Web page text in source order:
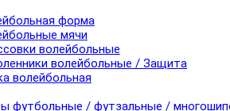
форма
мячи
волейбольные
волейбольные / Защита
волейбольная
футбольные / футзальные /